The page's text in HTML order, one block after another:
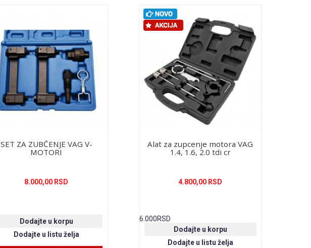
SET ZA ZUBČENJE VAG V-
MOTORI
8.000,00 RSD
Alat za zupcenje motora VAG
1.4, 1.6, 2.0 tdi cr
4.800,00 RSD
6.000RSD